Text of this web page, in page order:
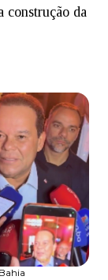
construção da